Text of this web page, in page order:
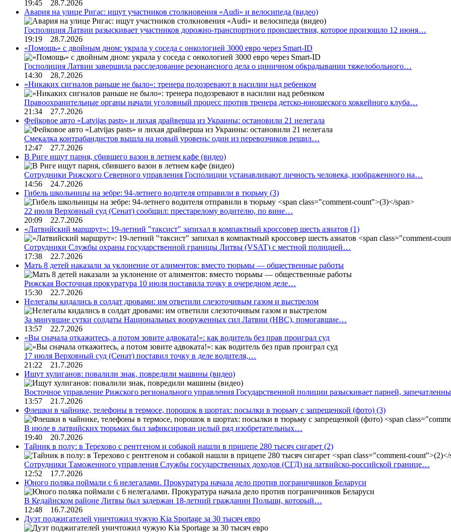
19:45 28.7.2026
Авария на улице Ригас: ищут участников столкновения «Audi» и велосипеда (видео)
Госполиция Латвии разыскивает участников дорожно-транспортного происшествия, которое произошло 12 июня…
19:19 28.7.2026
«Помощь» с двойным дном: украла у соседа с онкологией 3000 евро через Smart-ID
Госполиция Латвии завершила расследование резонансного дела о циничном обкрадывании тяжелобольного…
14:30 28.7.2026
«Никаких сигналов раньше не было»: тренера подозревают в насилии над ребенком
Правоохранительные органы начали уголовный процесс против тренера детско-юношеского хоккейного клуба…
21:34 27.7.2026
Фейковое авто «Latvijas pasts» и лихая драйверша из Украины: остановили 21 нелегала
Смекалка контрабандистов вышла на новый уровень: один из перевозчиков решил…
12:47 27.7.2026
В Риге ищут парня, сбившего вазон в летнем кафе (видео)
Сотрудники Рижского Северного управления Госполиции устанавливают личность человека, изображенного на…
14:56 24.7.2026
Гибель школьницы на зебре: 94-летнего водителя отправили в тюрьму (3)
22 июля Верховный суд (Сенат) сообщил: престарелому водителю, по вине…
20:09 22.7.2026
«Латвийский маршрут»: 19-летний "таксист" запихал в компактный кроссовер шесть азиатов (1)
Сотрудники Службы охраны государственной границы Литвы (VSAT) с местной полицией…
17:38 22.7.2026
Мать 8 детей наказали за уклонение от алиментов: вместо тюрьмы — общественные работы
Рижская Восточная прокуратура 10 июля поставила точку в очередном деле…
15:30 22.7.2026
Нелегалы кидались в солдат дровами: им ответили слезоточивым газом и выстрелом
За минувшие сутки солдаты Национальных вооруженных сил Латвии (НВС), помогавшие…
13:57 22.7.2026
«Вы сначала откажитесь, а потом зовите адвоката!»: как водитель без прав проиграл суд
17 июля Верховный суд (Сенат) поставил точку в деле водителя,…
21:22 21.7.2026
Ищут хулиганов: повалили знак, повредили машины (видео)
Восточное управление Рижского регионального управления Государственной полиции разыскивает парней,
13:57 21.7.2026
Флешки в чайнике, телефоны в термосе, порошок в шортах: посылки в тюрьму с запрещенкой (фото) (3)
В июле в латвийских тюрьмах был зафиксирован целый ряд изобретательных…
19:40 20.7.2026
Тайник в полу: в Терехово с рентгеном и собакой нашли в прицепе 280 тысяч сигарет (2)
Сотрудники Таможенного управления Службы государственных доходов (СГД) на латвийско-российской границе…
12:52 17.7.2026
Юного поляка поймали с 6 нелегалами. Прокуратура начала дело против пограничников Беларуси
В Кедайнском районе Литвы был задержан 18-летний гражданин Польши, который…
12:48 16.7.2026
Дуэт поджигателей уничтожил чужую Kia Sportage за 30 тысяч евро